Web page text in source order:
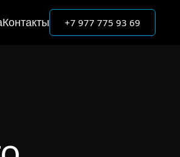
Контакты +7 977 775 93 69